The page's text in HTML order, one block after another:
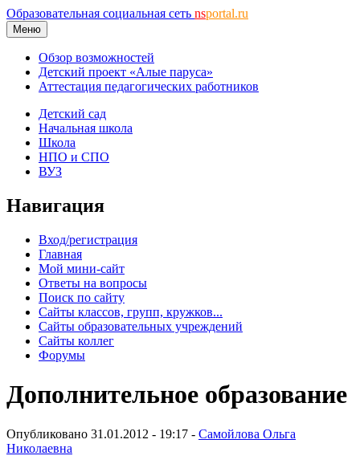
Образовательная социальная сеть nsportal.ru
Меню
Обзор возможностей
Детский проект «Алые паруса»
Аттестация педагогических работников
Детский сад
Начальная школа
Школа
НПО и СПО
ВУЗ
Навигация
Вход/регистрация
Главная
Мой мини-сайт
Ответы на вопросы
Поиск по сайту
Сайты классов, групп, кружков...
Сайты образовательных учреждений
Сайты коллег
Форумы
Дополнительное образование
Опубликовано 31.01.2012 - 19:17 - Самойлова Ольга
Николаевна